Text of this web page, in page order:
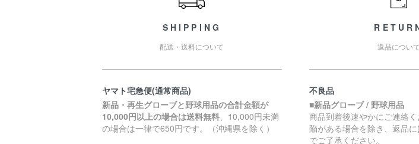
SHIPPING
配送・送料について
ヤマト宅急便(通常商品)
新品・再生グローブと野球用品の合計金額が
10,000円以上の場合は送料無料 、10,000円未満
の場合は一律で650円です。（沖縄県を除く）
返品について
不良品
■新品グローブ / 野球用品
商品到着後速やかにご連絡
陥がある場合を除き、返品
でご了承ください。